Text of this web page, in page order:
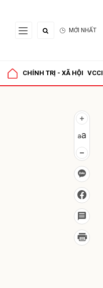
MỚI NHẤT
CHÍNH TRỊ - XÃ HỘI VCCI